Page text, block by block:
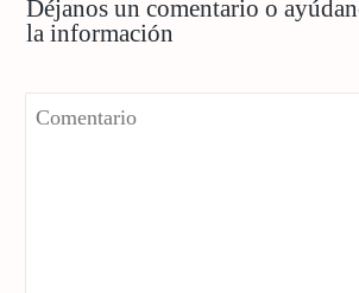
Déjanos un comentario o
la información